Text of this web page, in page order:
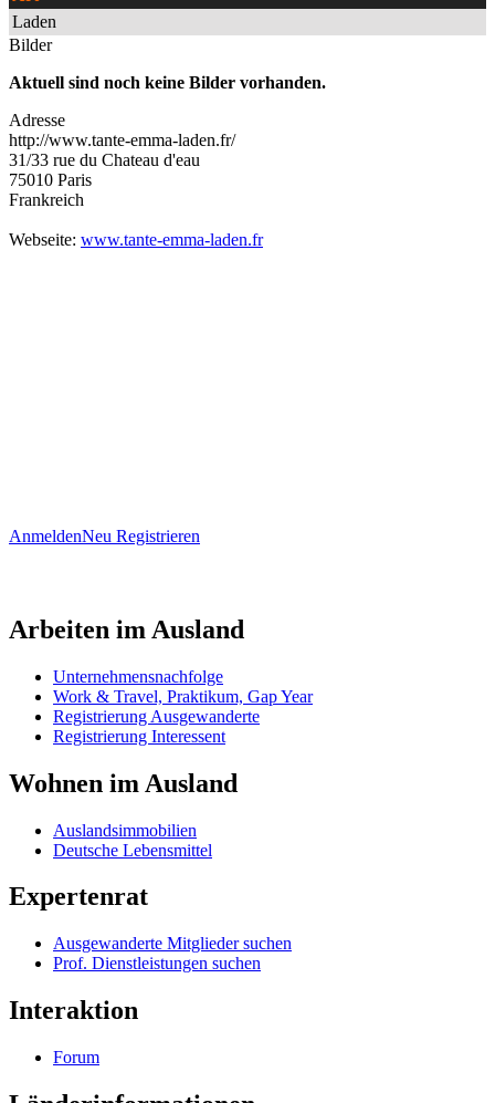
Laden
Bilder
Aktuell sind noch keine Bilder vorhanden.
Adresse
http://www.tante-emma-laden.fr/
31/33 rue du Chateau d'eau
75010 Paris
Frankreich
Webseite: www.tante-emma-laden.fr
AnmeldenNeu Registrieren
Arbeiten im Ausland
Unternehmensnachfolge
Work & Travel, Praktikum, Gap Year
Registrierung Ausgewanderte
Registrierung Interessent
Wohnen im Ausland
Auslandsimmobilien
Deutsche Lebensmittel
Expertenrat
Ausgewanderte Mitglieder suchen
Prof. Dienstleistungen suchen
Interaktion
Forum